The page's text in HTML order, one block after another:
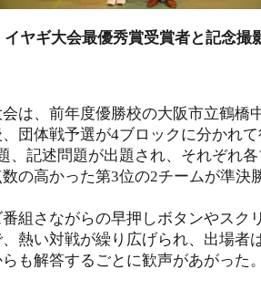
イヤギ大会最優秀賞受賞者と記念撮
は、前年度優勝校の大阪市立鶴橋
団体戦予選が4ブロックに分かれ
、記述問題が出題され、それぞれ
の高かった第3位の2チームが準決
組さながらの早押しボタンやスク
熱い対戦が繰り広げられ、出場者
も解答するごとに歓声があがった